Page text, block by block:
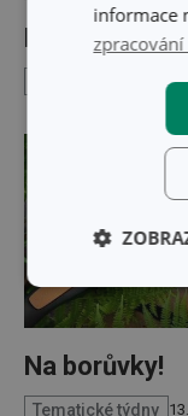
Nevíte, jak
Na borůvky!
Tematické týdny
informace